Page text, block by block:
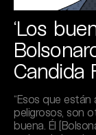
‘Los
Candida
“Esos que
peligrosos, son
buena. Él